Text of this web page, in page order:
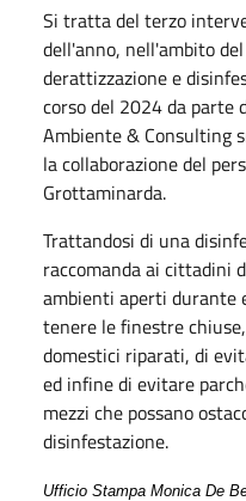
Si tratta del terzo
dell'anno, nell'ambito
derattizzazione e
corso del 2024 da parte
Ambiente & Consulting
la collaborazione del
Grottaminarda.
Trattandosi di una
raccomanda ai cittadini
ambienti aperti durante
tenere le finestre
domestici riparati, di
ed infine di evitare
mezzi che possano
disinfestazione.
Ufficio Stampa Monica De